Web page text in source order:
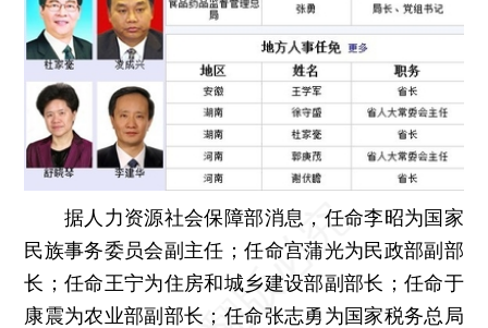
据人力资源社会保障部消息，任命李昭为国家
民族事务委员会副主任；任命宫蒲光为民政部副部
长；任命王宁为住房和城乡建设部副部长；任命于
康震为农业部副部长；任命张志勇为国家税务总局